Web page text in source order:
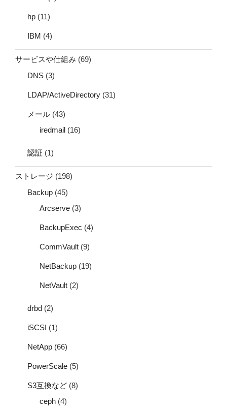
hp (11)
IBM (4)
サービスや仕組み (69)
DNS (3)
LDAP/ActiveDirectory (31)
メール (43)
iredmail (16)
認証 (1)
ストレージ (198)
Backup (45)
Arcserve (3)
BackupExec (4)
CommVault (9)
NetBackup (19)
NetVault (2)
drbd (2)
iSCSI (1)
NetApp (66)
PowerScale (5)
S3互換など (8)
ceph (4)